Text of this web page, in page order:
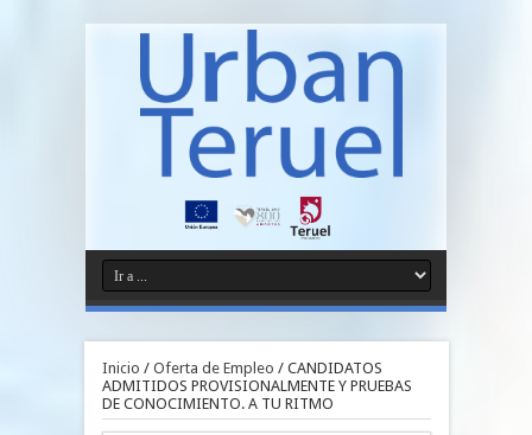
Inicio / Oferta de Empleo / CANDIDATOS
ADMITIDOS PROVISIONALMENTE Y PRUEBAS
DE CONOCIMIENTO. A TU RITMO